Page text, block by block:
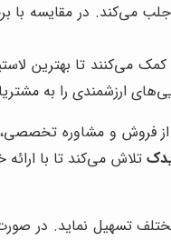
جلب می‌کند. در مقایسه
می‌کنند تا بهترین
ارزشمندی را به
فروش و مشاوره تخصصی،
تلاش می‌کند تا با
تسهیل نماید. در